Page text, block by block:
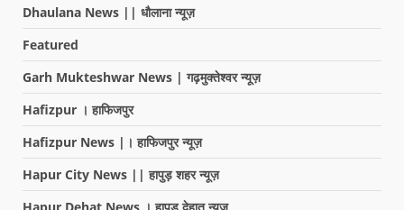
Dhaulana News || धौलाना न्यूज़
Featured
Garh Mukteshwar News | गढ़मुक्तेश्वर न्यूज़
Hafizpur । हाफिजपुर
Hafizpur News |। हाफिजपुर न्यूज़
Hapur City News || हापुड़ शहर न्यूज़